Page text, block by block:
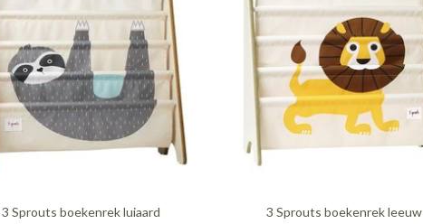
3 Sprouts boekenrek luiaard 3 Sprouts boekenrek leeuw